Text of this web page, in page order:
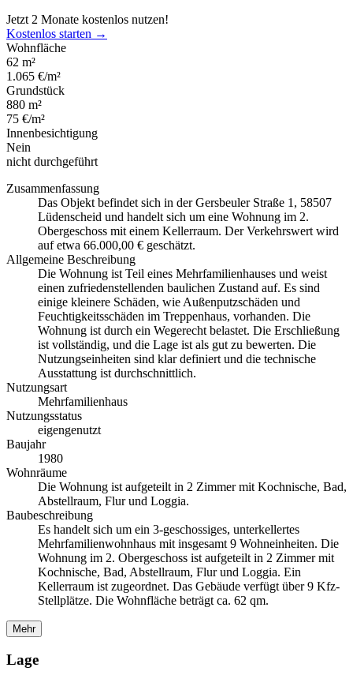
Jetzt 2 Monate kostenlos nutzen!
Kostenlos starten →
Wohnfläche
62 m²
1.065 €/m²
Grundstück
880 m²
75 €/m²
Innenbesichtigung
Nein
nicht durchgeführt
Zusammenfassung
Das Objekt befindet sich in der Gersbeuler Straße 1, 58507
Lüdenscheid und handelt sich um eine Wohnung im 2.
Obergeschoss mit einem Kellerraum. Der Verkehrswert wird
auf etwa 66.000,00 € geschätzt.
Allgemeine Beschreibung
Die Wohnung ist Teil eines Mehrfamilienhauses und weist
einen zufriedenstellenden baulichen Zustand auf. Es sind
einige kleinere Schäden, wie Außenputzschäden und
Feuchtigkeitsschäden im Treppenhaus, vorhanden. Die
Wohnung ist durch ein Wegerecht belastet. Die Erschließung
ist vollständig, und die Lage ist als gut zu bewerten. Die
Nutzungseinheiten sind klar definiert und die technische
Ausstattung ist durchschnittlich.
Nutzungsart
Mehrfamilienhaus
Nutzungsstatus
eigengenutzt
Baujahr
1980
Wohnräume
Die Wohnung ist aufgeteilt in 2 Zimmer mit Kochnische, Bad,
Abstellraum, Flur und Loggia.
Baubeschreibung
Es handelt sich um ein 3-geschossiges, unterkellertes
Mehrfamilienwohnhaus mit insgesamt 9 Wohneinheiten. Die
Wohnung im 2. Obergeschoss ist aufgeteilt in 2 Zimmer mit
Kochnische, Bad, Abstellraum, Flur und Loggia. Ein
Kellerraum ist zugeordnet. Das Gebäude verfügt über 9 Kfz-
Stellplätze. Die Wohnfläche beträgt ca. 62 qm.
Mehr
Lage